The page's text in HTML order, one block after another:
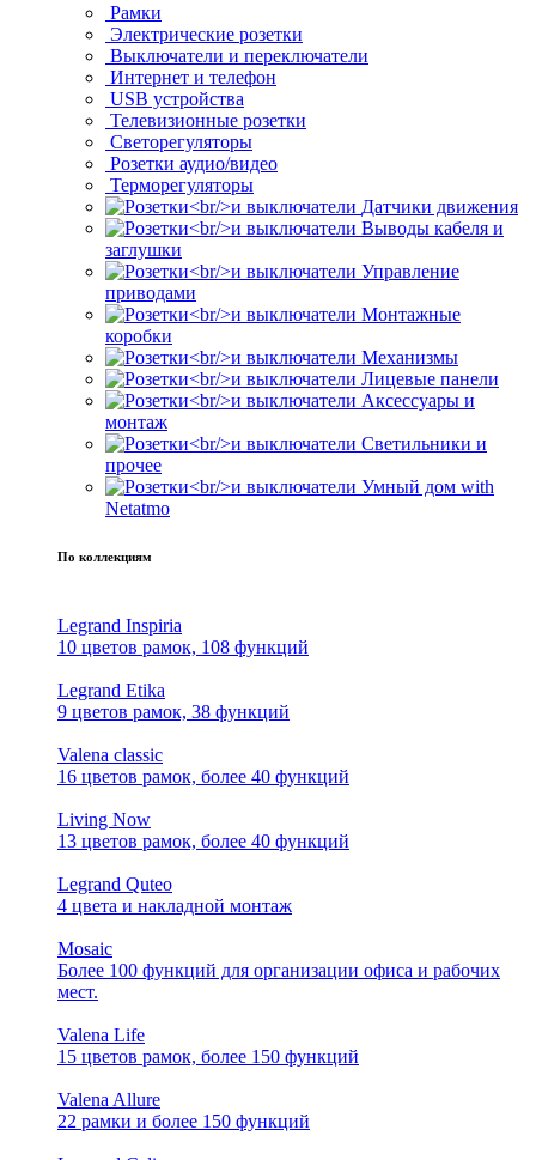
Рамки
Электрические розетки
Выключатели и переключатели
Интернет и телефон
USB устройства
Телевизионные розетки
Светорегуляторы
Розетки аудио/видео
Терморегуляторы
Датчики движения
Выводы кабеля и
заглушки
Управление
приводами
Монтажные
коробки
Механизмы
Лицевые панели
Аксессуары и
монтаж
Светильники и
прочее
Умный дом with
Netatmo
По коллекциям
Legrand Inspiria
10 цветов рамок, 108 функций
Legrand Etika
9 цветов рамок, 38 функций
Valena classic
16 цветов рамок, более 40 функций
Living Now
13 цветов рамок, более 40 функций
Legrand Quteo
4 цвета и накладной монтаж
Mosaic
Более 100 функций для организации офиса и рабочих
мест.
Valena Life
15 цветов рамок, более 150 функций
Valena Allure
22 рамки и более 150 функций